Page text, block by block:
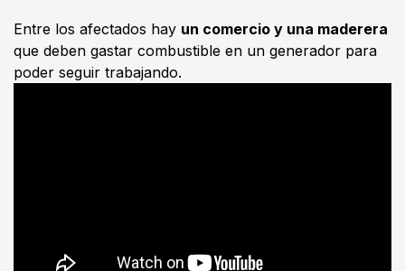
Entre los afectados hay un comercio y una maderera
que deben gastar combustible en un generador para
poder seguir trabajando.